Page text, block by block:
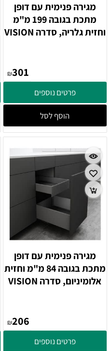
מגירה פנימית עם דופן
מתכת בגובה 199 מ"מ
וחזית גלריה, סדרה VISION
₪301
פרטים נוספים
הוסף לסל
מגירה פנימית עם דופן
מתכת בגובה 84 מ"מ וחזית
אלומיניום, סדרה VISION
₪206
פרטים נוספים